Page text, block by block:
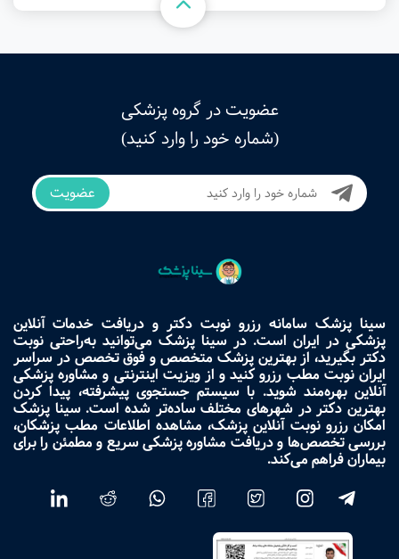
عضویت در گروه پزشکی
(شماره خود را وارد کنید)
عضویت
سینا پزشک سامانه رزرو نوبت دکتر و دریافت خدمات آنلاین
پزشکی در ایران است. در سینا پزشک می‌توانید به‌راحتی نوبت
دکتر بگیرید، از بهترین پزشک متخصص و فوق تخصص در سراسر
ایران نوبت مطب رزرو کنید و از ویزیت اینترنتی و مشاوره پزشکی
آنلاین بهره‌مند شوید. با سیستم جستجوی پیشرفته، پیدا کردن
بهترین دکتر در شهرهای مختلف ساده‌تر شده است. سینا پزشک
امکان رزرو نوبت آنلاین پزشک، مشاهده اطلاعات مطب پزشکان،
بررسی تخصص‌ها و دریافت مشاوره پزشکی سریع و مطمئن را برای
بیماران فراهم می‌کند.